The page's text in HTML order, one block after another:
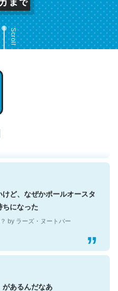
Scroll
ーなんだろうなと凄く思
文もお勧め。自分はこの流
Then Covid hit. Shit.
ど、なぜかポールオースタ
になった
あるんだなあ